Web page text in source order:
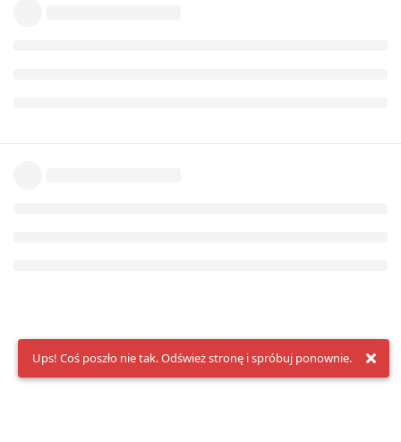
Ups! Coś poszło nie tak. Odśwież stronę i spróbuj ponownie.